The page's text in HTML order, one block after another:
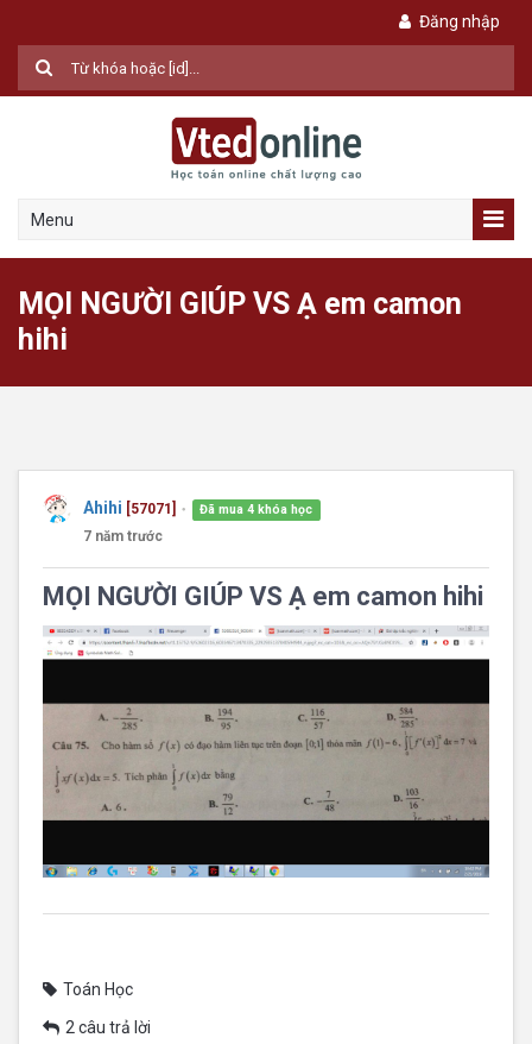
Đăng nhập
Menu
MỌI NGƯỜI GIÚP VS Ạ em camon
hihi
Ahihi [57071] ● Đã mua 4 khóa học
7 năm trước
MỌI NGƯỜI GIÚP VS Ạ em camon hihi
Toán Học
2 câu trả lời